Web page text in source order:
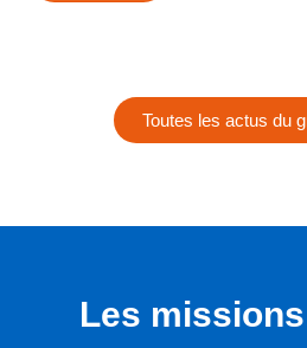
Toutes les actus du
Les